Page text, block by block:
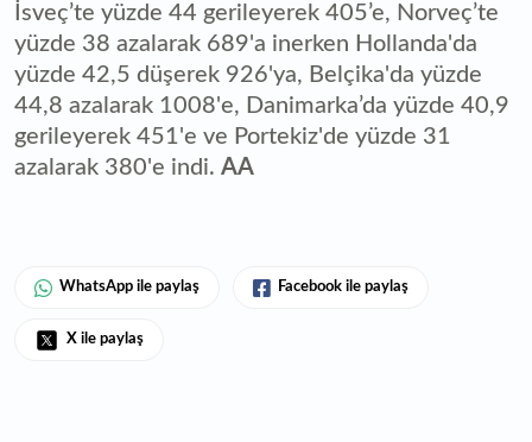
İsveç’te yüzde 44 gerileyerek 405’e, Norveç’te
yüzde 38 azalarak 689'a inerken Hollanda'da
yüzde 42,5 düşerek 926'ya, Belçika'da yüzde
44,8 azalarak 1008'e, Danimarka’da yüzde 40,9
gerileyerek 451'e ve Portekiz'de yüzde 31
azalarak 380'e indi. AA
WhatsApp ile paylaş Facebook ile paylaş
X ile paylaş